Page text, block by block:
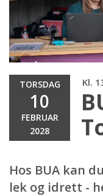
TORSDAG
10
FEBRUAR
2028
Kl.
Hos BUA kan
lek og idrett -